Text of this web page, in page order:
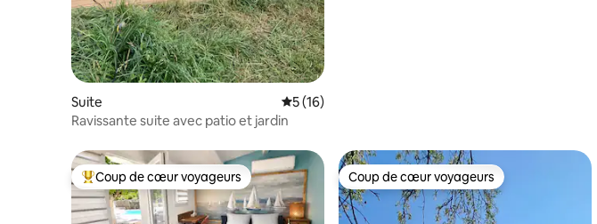
Suite Évaluation moyenne sur la base de 16 commentaires
5 (16)
Ravissante suite avec patio et jardin
Coups de cœur voyageurs les plus appréciés
Coup de cœur voyageurs Coup de cœur voyageurs
Coup de cœur voyageurs